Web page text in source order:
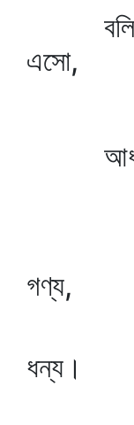
বলি
এসো,
চাপা
না
দয়া,
গণ্য,
ধন্য।